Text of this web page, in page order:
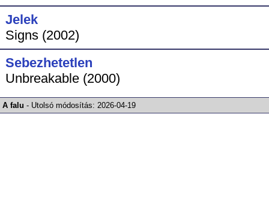
Jelek
Signs (2002)
Sebezhetetlen
Unbreakable (2000)
A falu - Utolsó módosítás: 2026-04-19